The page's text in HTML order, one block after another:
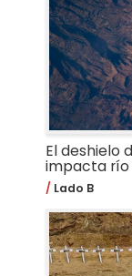
El deshielo
impacta río
Lado B